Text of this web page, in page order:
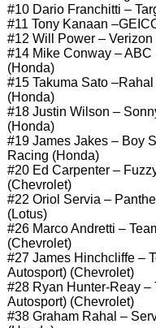
#10 Dario Franchitti –
#11 Tony Kanaan
#12 Will Power –
#14 Mike Conway –
(Honda)
#15 Takuma Sato
(Honda)
#18 Justin Wilson –
(Honda)
#19 James Jakes – Boy
Racing (Honda)
#20 Ed Carpenter –
(Chevrolet)
#22 Oriol Servia –
(Lotus)
#26 Marco Andretti –
(Chevrolet)
#27 James Hinchcliffe –
Autosport) (Chevrolet)
#28 Ryan Hunter-Reay –
Autosport) (Chevrolet)
#38 Graham Rahal –